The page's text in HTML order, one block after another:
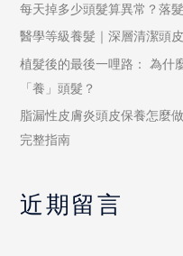
每天掉多少頭髮算異常？落
醫學等級養髮｜深層清潔頭皮
植髮後的最後一哩路： 為什
「養」頭髮？
脂漏性皮膚炎頭皮保養怎麼
完整指南
近期留言